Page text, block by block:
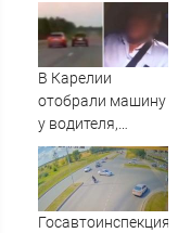
В Карелии
отобрали машину
у водителя,
который петлял
на трассе
(ВИДЕО)
Госавтоинспекция